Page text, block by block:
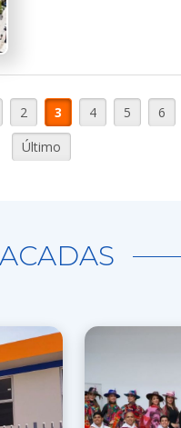
2 3 4 5
6
Último